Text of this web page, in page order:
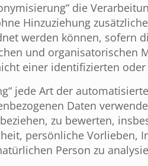
die
Hinzuziehung
werden können, sofern
und organisatorischen
einer identifizierten
jede Art der
Daten
zu bewerten,
persönliche Vorlieben,
Person zu